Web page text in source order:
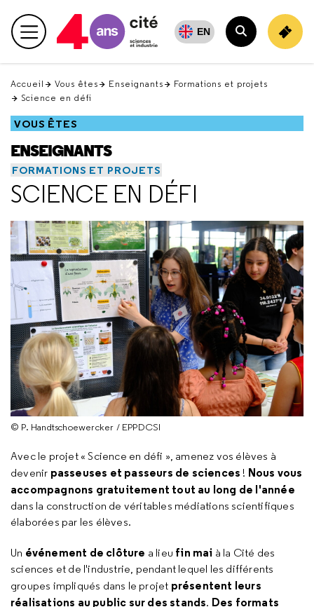
en
haut Menu principal EN
Rechercher
Accueil Vous êtes Enseignants
Formations et projets
Science en défi
VOUS ÊTES
ENSEIGNANTS
FORMATIONS ET PROJETS
SCIENCE EN DÉFI
© P. Handtschoewercker / EPPDCSI
Avec le projet « Science en défi », amenez vos élèves à
devenir passeuses et passeurs de sciences ! Nous vous
accompagnons gratuitement tout au long de l'année
dans la construction de véritables médiations scientifiques
élaborées par les élèves.
Un événement de clôture a lieu fin mai à la Cité des
sciences et de l'industrie, pendant lequel les différents
groupes impliqués dans le projet présentent leurs
réalisations au public sur des stands. Des formats